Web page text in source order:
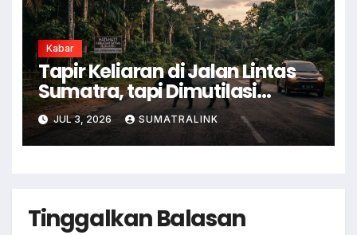
Kabar
Tapir Keliaran di Jalan Lintas
Sumatra, tapi Dimutilasi
Warga
JUL 3, 2026 SUMATRALINK
Tinggalkan Balasan